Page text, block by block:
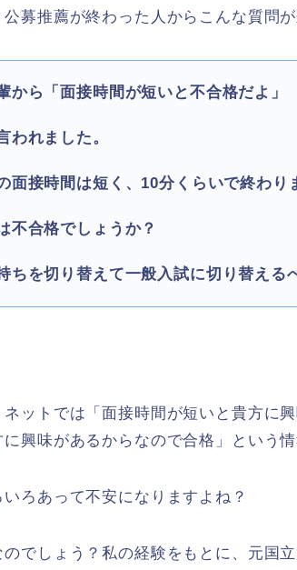
公募推薦が終わった人からこんな質問が
から「面接時間が短いと不合格だよ」
われました。
面接時間は短く、10分くらいで終わり
不合格でしょうか？
ちを切り替えて一般入試に切り替える
ットでは「面接時間が短いと貴方に
興味があるからなので合格」という
ろあって不安になりますよね？
でしょう？私の経験をもとに、元国